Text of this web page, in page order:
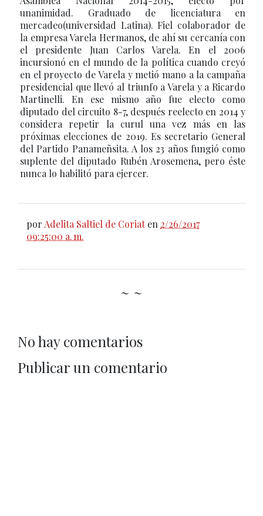
unanimidad. Graduado de licenciatura en
mercadeo(universidad Latina). Fiel colaborador de
la empresa Varela Hermanos, de ahí su cercanía con
el presidente Juan Carlos Varela. En el 2006
incursionó en el mundo de la política cuando creyó
en el proyecto de Varela y metió mano a la campaña
presidencial que llevó al triunfo a Varela y a Ricardo
Martinelli. En ese mismo año fue electo como
diputado del circuito 8-7, después reelecto en 2014 y
considera repetir la curul una vez más en las
próximas elecciones de 2019. Es secretario General
del Partido Panameñsita. A los 23 años fungió como
suplente del diputado Rubén Arosemena, pero éste
nunca lo habilitó para ejercer.
por Adelita Saltiel de Coriat en 2/26/2017
09:25:00 a. m.
~ ~
No hay comentarios
Publicar un comentario